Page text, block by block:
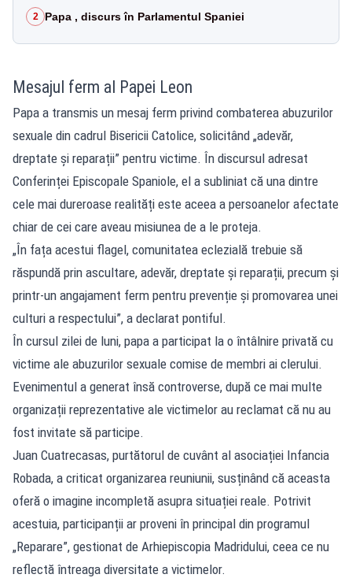
2 Papa , discurs în Parlamentul Spaniei
Mesajul ferm al Papei Leon
Papa a transmis un mesaj ferm privind combaterea abuzurilor
sexuale din cadrul Bisericii Catolice, solicitând „adevăr,
dreptate și reparații” pentru victime. În discursul adresat
Conferinței Episcopale Spaniole, el a subliniat că una dintre
cele mai dureroase realități este aceea a persoanelor afectate
chiar de cei care aveau misiunea de a le proteja.
„În fața acestui flagel, comunitatea eclezială trebuie să
răspundă prin ascultare, adevăr, dreptate și reparații, precum și
printr-un angajament ferm pentru prevenție și promovarea unei
culturi a respectului”, a declarat pontiful.
În cursul zilei de luni, papa a participat la o întâlnire privată cu
victime ale abuzurilor sexuale comise de membri ai clerului.
Evenimentul a generat însă controverse, după ce mai multe
organizații reprezentative ale victimelor au reclamat că nu au
fost invitate să participe.
Juan Cuatrecasas, purtătorul de cuvânt al asociației Infancia
Robada, a criticat organizarea reuniunii, susținând că aceasta
oferă o imagine incompletă asupra situației reale. Potrivit
acestuia, participanții ar proveni în principal din programul
„Reparare”, gestionat de Arhiepiscopia Madridului, ceea ce nu
reflectă întreaga diversitate a victimelor.